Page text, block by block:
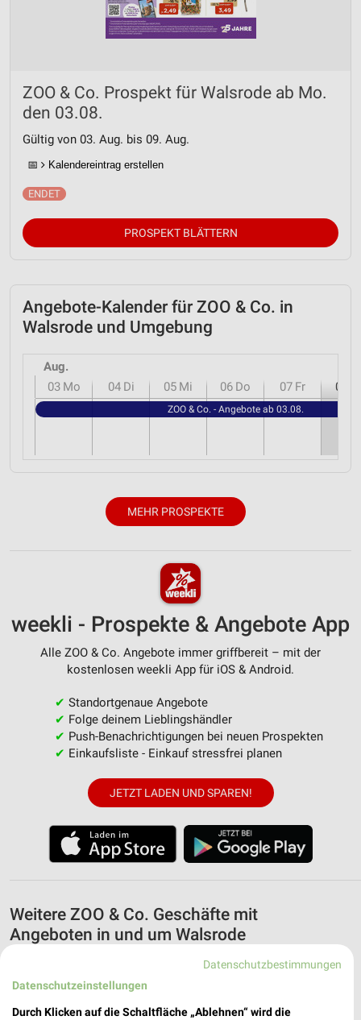
ZOO & Co. Prospekt für Walsrode ab Mo.
den 03.08.
Gültig von 03. Aug. bis 09. Aug.
📅 Kalendereintrag erstellen
PROSPEKT BLÄTTERN
Angebote-Kalender für ZOO & Co. in
Walsrode und Umgebung
Aug.
03 Mo 04 Di 05 Mi 06 Do 07 Fr 08
ZOO & Co. - Angebote ab 03.08.
MEHR PROSPEKTE
weekli - Prospekte & Angebote App
Alle ZOO & Co. Angebote immer griffbereit – mit der
kostenlosen weekli App für iOS & Android.
✔ Standortgenaue Angebote
✔ Folge deinem Lieblingshändler
✔ Push-Benachrichtigungen bei neuen Prospekten
✔ Einkaufsliste - Einkauf stressfrei planen
JETZT LADEN UND SPAREN!
Weitere ZOO & Co. Geschäfte mit
Angeboten in und um Walsrode
ZOO & Co. Angebote in Verden
Datenschutzbestimmungen
Datenschutzeinstellungen
Durch Klicken auf die Schaltfläche „Ablehnen“ wird die